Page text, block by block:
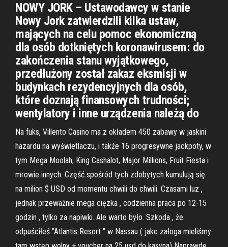
NOWY JORK – Ustawodawcy w stanie
Nowy Jork zatwierdzili kilka ustaw,
mających na celu pomoc ekonomiczną
dla osób dotkniętych koronawirusem: do
zakończenia stanu wyjątkowego,
przedłużony został zakaz eksmisji w
budynkach rezydencyjnych dla osób,
które doznają finansowych trudności;
wentylatory i inne urządzenia należą do
Na fuks, Villento Casino ma z okładem 450 zabawy w jaskini
hazardu na wyświetlaczu, i także 16 progresywne jackpoty, w
tym Mega Moolah, King Cashalot, Major Millions, Fruit Fiesta i
mrowie innych. Część spośród tych zdobytych kumulują się
na milion $ USD od momentu chwili do chwili. Czasami luz ,
jednak przeważnie mega cięzka , codzienna praca po 12-15
godzin , tylko za napiwki. Ale warto było. Szkoda , że
odpuściłeś "Atlantis Resort " w Nassau ( jako załoga mieliśmy